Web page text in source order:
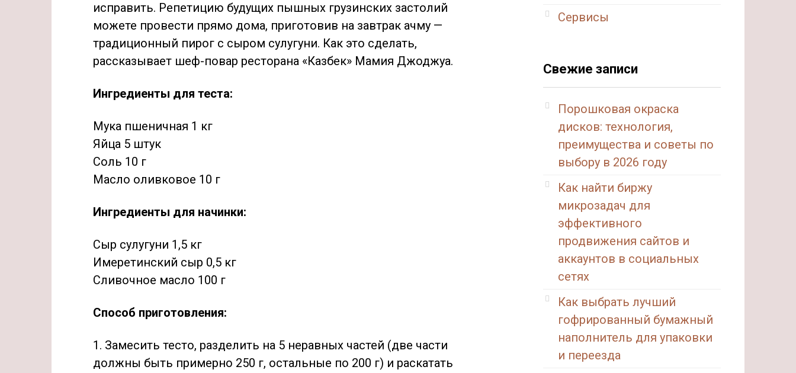
исправить. Репетицию будущих пышных грузинских застолий
можете провести прямо дома, приготовив на завтрак ачму —
традиционный пирог с сыром сулугуни. Как это сделать,
рассказывает шеф-повар ресторана «Казбек» Мамия Джоджуа.
Ингредиенты для теста:
Мука пшеничная 1 кг
Яйца 5 штук
Соль 10 г
Масло оливковое 10 г
Ингредиенты для начинки:
Сыр сулугуни 1,5 кг
Имеретинский сыр 0,5 кг
Сливочное масло 100 г
Способ приготовления:
1. Замесить тесто, разделить на 5 неравных частей (две части
должны быть примерно 250 г, остальные по 200 г) и раскатать
Сервисы
Свежие записи
Порошковая окраска
дисков: технология,
преимущества и советы по
выбору в 2026 году
Как найти биржу
микрозадач для
эффективного
продвижения сайтов и
аккаунтов в социальных
сетях
Как выбрать лучший
гофрированный бумажный
наполнитель для упаковки
и переезда